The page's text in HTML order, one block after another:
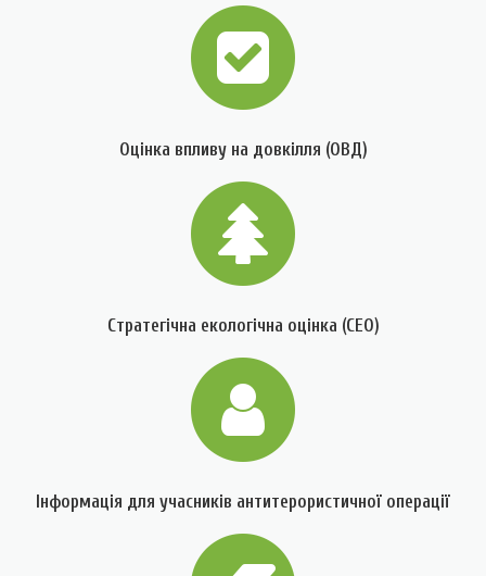
Оцінка впливу на довкілля (ОВД)
Стратегічна екологічна оцінка (СЕО)
Інформація для учасників антитерористичної операції